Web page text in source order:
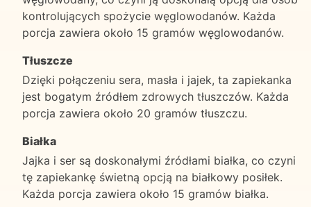
kontrolujących spożycie węglowodanów. Każda
porcja zawiera około 15 gramów węglowodanów.
Tłuszcze
Dzięki połączeniu sera, masła i jajek, ta zapiekanka
jest bogatym źródłem zdrowych tłuszczów. Każda
porcja zawiera około 20 gramów tłuszczu.
Białka
Jajka i ser są doskonałymi źródłami białka, co czyni
tę zapiekankę świetną opcją na białkowy posiłek.
Każda porcja zawiera około 15 gramów białka.